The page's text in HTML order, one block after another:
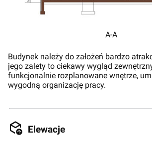
A-A
Budynek należy do założeń bardzo
jego zalety to ciekawy wygląd
funkcjonalnie rozplanowane wnętrze,
wygodną organizację pracy.
Elewacje